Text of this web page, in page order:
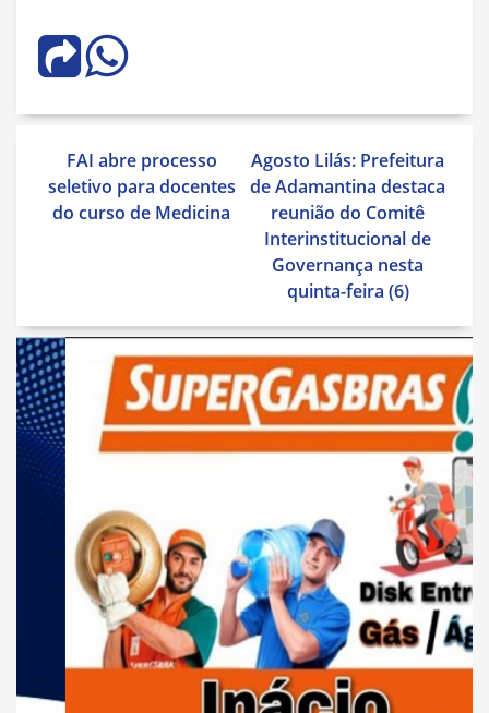
Navegação
de
Post
FAI abre processo
seletivo para docentes
do curso de Medicina
Agosto Lilás: Prefeitura
de Adamantina destaca
reunião do Comitê
Interinstitucional de
Governança nesta
quinta-feira (6)